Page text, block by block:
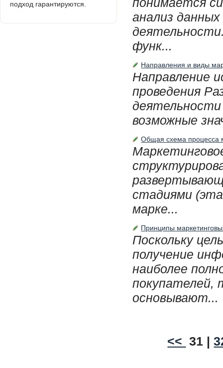
анализ
функ...
Направления и виды
Направление
проведения
возможные
Общая схема процесса
стадиями
марке...
Принципы
Поскольку
получение
наиболее
покупателей,
основывают...
<< 31 |
подход гарантируются.